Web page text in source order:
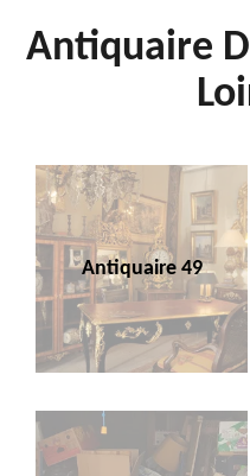
Antiquaire
Antiquaire 49